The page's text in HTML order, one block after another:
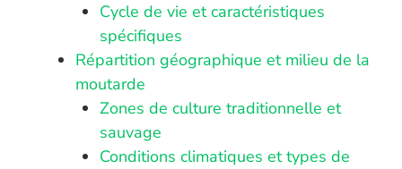
Cycle de vie et caractéristiques
spécifiques
Répartition géographique et milieu de la
moutarde
Zones de culture traditionnelle et
sauvage
Conditions climatiques et types de